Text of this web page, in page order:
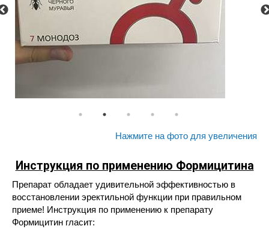
Нажмите на фото для увеличения
Инструкция по применению Формицитина
Препарат обладает удивительной эффективностью в
восстановлении эректильной функции при правильном
приеме! Инструкция по применению к препарату
Формицитин гласит: